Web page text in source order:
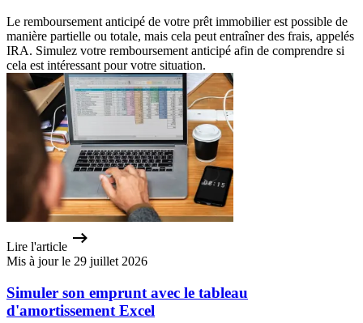
Le remboursement anticipé de votre prêt immobilier est possible de
manière partielle ou totale, mais cela peut entraîner des frais, appelés
IRA. Simulez votre remboursement anticipé afin de comprendre si
cela est intéressant pour votre situation.
Lire l'article
Mis à jour le 29 juillet 2026
Simuler son emprunt avec le tableau
d'amortissement Excel